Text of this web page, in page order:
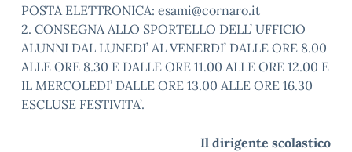
POSTA ELETTRONICA: esami@cornaro.it
2. CONSEGNA ALLO SPORTELLO DELL’ UFFICIO
ALUNNI DAL LUNEDI’ AL VENERDI’ DALLE ORE 8.00
ALLE ORE 8.30 E DALLE ORE 11.00 ALLE ORE 12.00 E
IL MERCOLEDI’ DALLE ORE 13.00 ALLE ORE 16.30
ESCLUSE FESTIVITA’.
Il dirigente scolastico